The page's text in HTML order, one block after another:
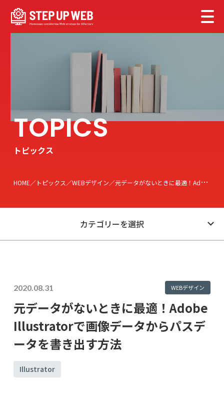
トピックス
HOME トピックス WEBデザイン 元データがないときに最適！Adobe Illustratorで画像データからパスデータを書き出す方法
カテゴリーを選択
2020.08.31 WEBデザイン
元データがないときに最適！Adobe
Illustratorで画像データからパスデ
ータを書き出す方法
Illustrator